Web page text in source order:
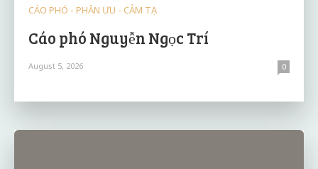
CÁO PHÓ - PHÂN ƯU - CẢM TẠ
Cáo phó Nguyễn Ngọc Trí
August 5, 2026 0